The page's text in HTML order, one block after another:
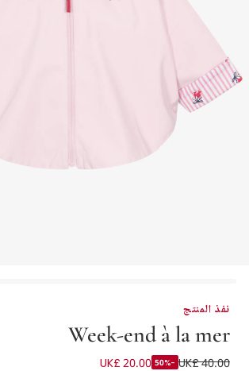
نفذ المنتج
Week-end à la mer
كيب واقي من المطر بغطاء رأس وبطانة مخططة لون زهري
UK£ 40.00
-50%
UK£ 20.00